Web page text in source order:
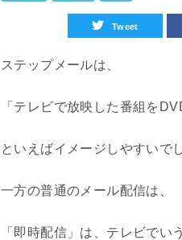
Tweet
ステップメールは、
「テレビで放映した番組を
といえばイメージしやすいで
一方の普通のメール配信は、
「即時配信」は、テレビでい